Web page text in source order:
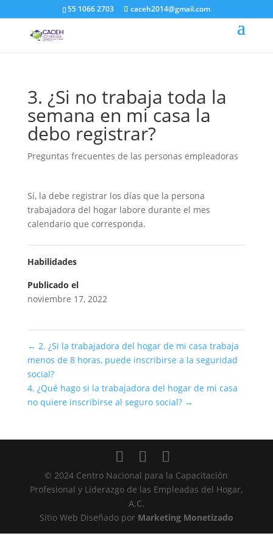
55 1066 2703 caceh2014@gmail.com
3. ¿Si no trabaja toda la
semana en mi casa la
debo registrar?
Preguntas frecuentes de las personas empleadoras
Sí, la debe registrar los días que la persona
trabajadora del hogar labore durante el mes
calendario que corresponda.
Habilidades
Publicado el
noviembre 17, 2022
← 2. ¿Si la trabajadora del hogar de mi casa trabaja
menos de 8 horas, puede inscribirse a la seguridad
social?
4. ¿Qué hago si la trabajadora del hogar de mi casa
no quiere inscribirse al seguro social? →
© 2024 Centro Nacional para la Capacitación
Profesional y Liderazgo de las Empleadas del Hogar,
A.C.
Sitio Web Diseñado por Marketing Monetizado